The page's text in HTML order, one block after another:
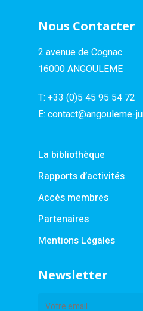
Nous Contacter
2 avenue de Cognac
16000 ANGOULEME
T: +33 (0)5 45 95 54 72
E: contact@angouleme-
La bibliothèque
Rapports d’activités
Accès membres
Partenaires
Mentions Légales
Newsletter